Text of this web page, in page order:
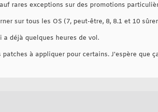
rares exceptions sur des promotions
sur tous les OS (7, peut-être, 8, 8.1 et 10
déjà quelques heures de vol.
à appliquer pour certains. J'espère que